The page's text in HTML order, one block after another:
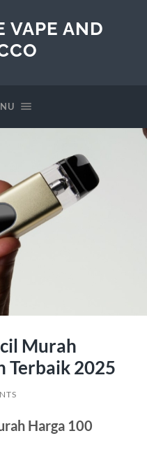
VAPE AND
Murah
Terbaik 2025
Harga 100